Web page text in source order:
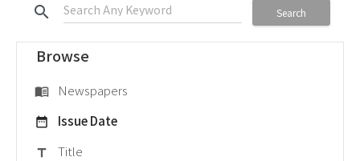
search Search
Browse
menu_book Newspapers
date_range Issue Date
title Title